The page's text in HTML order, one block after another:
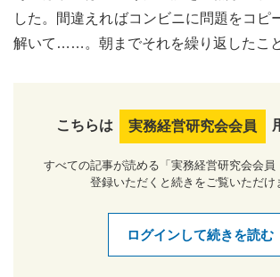
した。間違えればコンビニに問題をコピ
解いて……。朝までそれを繰り返したこと
こちらは 実務経営研究会会員
すべての記事が読める「実務経営研究会会員
登録いただくと続きをご覧いただけ
ログインして続きを読む